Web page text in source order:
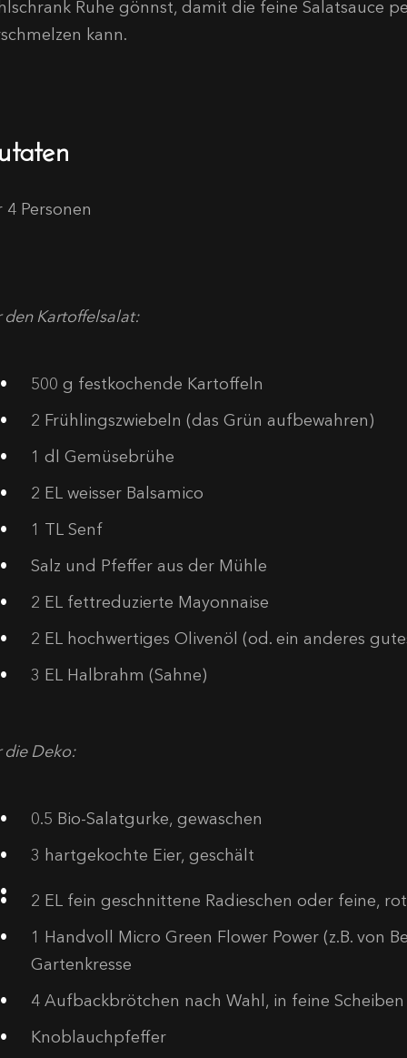
Ruhe gönnst, damit die feine Salatsauce
kann.
4 Personen
den Kartoffelsalat:
500 g festkochende Kartoffeln
2 Frühlingszwiebeln (das Grün aufbewahren)
1 dl Gemüsebrühe
2 EL weisser Balsamico
1 TL Senf
Salz und Pfeffer aus der Mühle
2 EL fettreduzierte Mayonnaise
2 EL hochwertiges Olivenöl (od. ein anderes
3 EL Halbrahm (Sahne)
die Deko:
0.5 Bio-Salatgurke, gewaschen
3 hartgekochte Eier, geschält
2 EL fein geschnittene Radieschen oder feine,
1 Handvoll Micro Green Flower Power (z.B. von
Gartenkresse
4 Aufbackbrötchen nach Wahl, in feine
Knoblauchpfeffer